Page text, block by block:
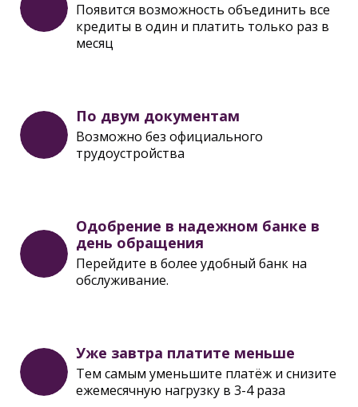
Появится возможность объединить все
кредиты в один и платить только раз в
месяц
По двум документам
Возможно без официального
трудоустройства
Одобрение в надежном банке в
день обращения
Перейдите в более удобный банк на
обслуживание.
Уже завтра платите меньше
Тем самым уменьшите платёж и снизите
ежемесячную нагрузку в 3-4 раза